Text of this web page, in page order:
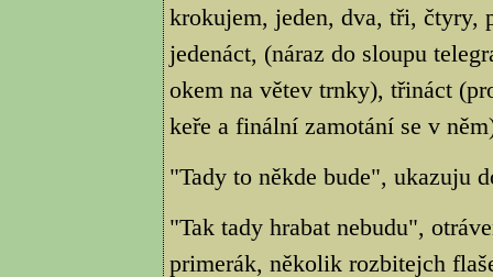
krokujem, jeden, dva, tři, čtyry,
jedenáct, (náraz do sloupu
okem na větev trnky), třináct
keře a finální zamotání se v
"Tady to někde bude", ukazuju
"Tak tady hrabat nebudu",
primerák, několik rozbitejch